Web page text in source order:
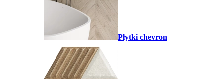
Płytki chevron